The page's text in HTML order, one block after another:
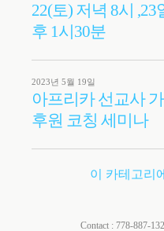
22(토) 저녁 8시 ,23
후 1시30분
2023년 5월 19일
아프리카 선교사
후원 코칭 세미나
이 카테고리
Contact : 778-887-